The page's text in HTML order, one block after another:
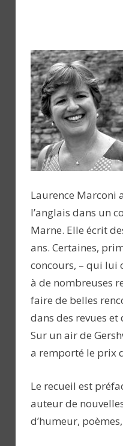
Laurence Marconi
l’anglais dans un
Marne. Elle écrit
ans. Certaines,
concours, – qui lui
à de nombreuses
faire de belles
dans des revues
Sur un air de
a remporté le prix
Le recueil est
auteur de
d’humeur,